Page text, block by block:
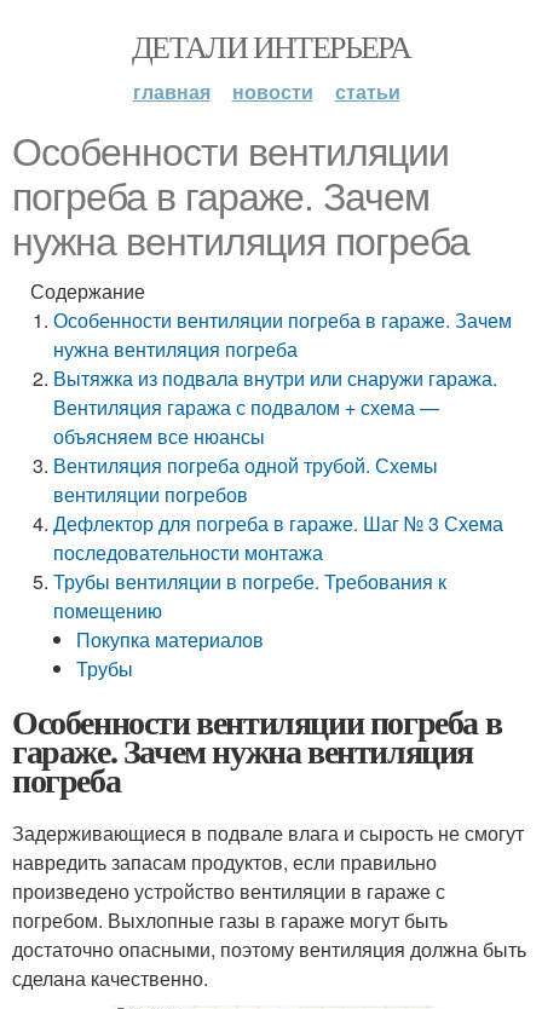
ДЕТАЛИ ИНТЕРЬЕРА
главная новости статьи
Особенности вентиляции
погреба в гараже. Зачем
нужна вентиляция погреба
Содержание
Особенности вентиляции погреба в гараже. Зачем
нужна вентиляция погреба
Вытяжка из подвала внутри или снаружи гаража.
Вентиляция гаража с подвалом + схема —
объясняем все нюансы
Вентиляция погреба одной трубой. Схемы
вентиляции погребов
Дефлектор для погреба в гараже. Шаг № 3 Схема
последовательности монтажа
Трубы вентиляции в погребе. Требования к
помещению
Покупка материалов
Трубы
Особенности вентиляции погреба в
гараже. Зачем нужна вентиляция
погреба
Задерживающиеся в подвале влага и сырость не смогут
навредить запасам продуктов, если правильно
произведено устройство вентиляции в гараже с
погребом. Выхлопные газы в гараже могут быть
достаточно опасными, поэтому вентиляция должна быть
сделана качественно.